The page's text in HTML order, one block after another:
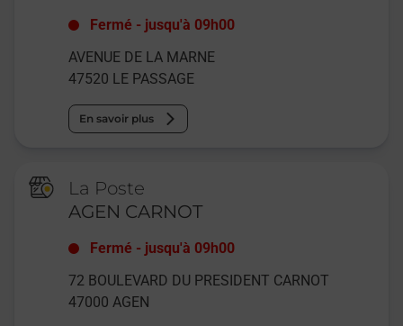
Fermé - jusqu'à 09h00
AVENUE DE LA MARNE
47520 LE PASSAGE
En savoir plus
La Poste
AGEN CARNOT
Fermé - jusqu'à 09h00
72 BOULEVARD DU PRESIDENT CARNOT
47000 AGEN